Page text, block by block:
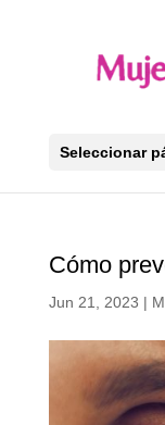
Seleccionar
Cómo
Jun 21, 2023 |